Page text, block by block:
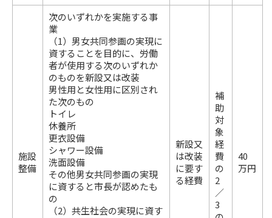
施設
整備
次のいずれかを実施する事
業
（1）男女共同参画の実現に
資することを目的に、労働
者が使用する次のいずれか
のものを新設又は改装
男性用と女性用に区別され
た次のもの
トイレ
休養所
更衣設備
シャワー設備
洗面設備
その他男女共同参画の実現
に資すると市長が認めたも
の
（2）共生社会の実現に資す
新設又
は改装
に要す
る経費
補
助
対
象
経
費
の
2
／
3
40
万円